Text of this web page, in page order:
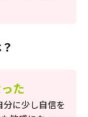
た
分に少し自信を